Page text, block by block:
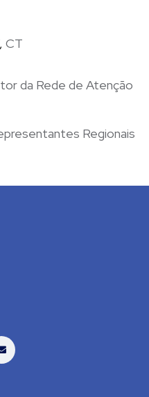
, CT
da Rede de Atenção
Regionais